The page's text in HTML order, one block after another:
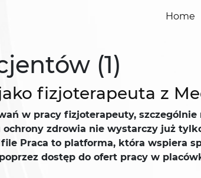
Home
(1)
fizjoterapeuta z
w pracy fizjoterapeuty,
zdrowia nie wystarczy już
Praca to platforma, która wspiera
dostęp do ofert pracy w